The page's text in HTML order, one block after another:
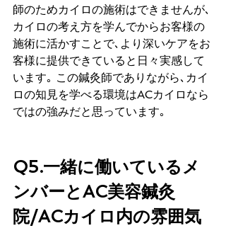
師のためカイロの施術はできませんが､
カイロの考え方を学んでからお客様の
施術に活かすことで､より深いケアをお
客様に提供できていると日々実感して
います｡ この鍼灸師でありながら､カイ
ロの知見を学べる環境はACカイロなら
ではの強みだと思っています｡
Q5.一緒に働いているメ
ンバーとAC美容鍼灸
院/ACカイロ内の雰囲気